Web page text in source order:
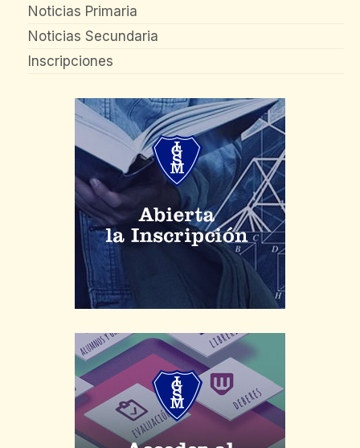
Noticias Primaria
Noticias Secundaria
Inscripciones